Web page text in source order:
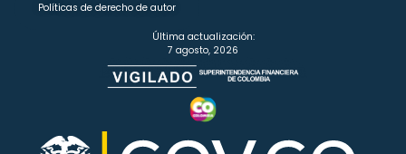
Políticas de derecho de autor
Última actualización:
7 agosto, 2026